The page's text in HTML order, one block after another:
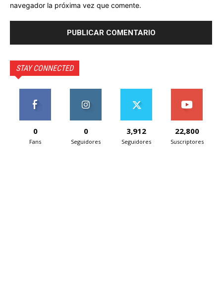
navegador la próxima vez que comente.
STAY CONNECTED
0
Fans
0
Seguidores
3,912
Seguidores
22,800
Suscriptores